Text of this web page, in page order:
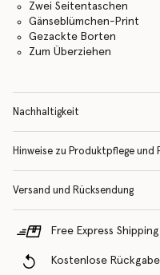
Zwei Seitentaschen
Gänseblümchen-Print
Gezackte Borten
Zum Überziehen
Nachhaltigkeit
Hinweise zu Produktpflege und
Versand und Rücksendung
Free Express
Kostenlose